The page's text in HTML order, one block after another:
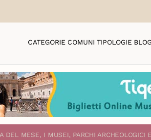
CATEGORIE COMUNI TIPOLOGIE BLOG
DEL MESE, I MUSEI, PARCHI ARCHEOLOGICI